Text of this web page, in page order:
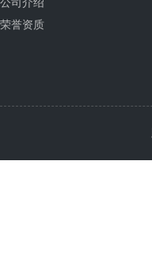
荣誉资质